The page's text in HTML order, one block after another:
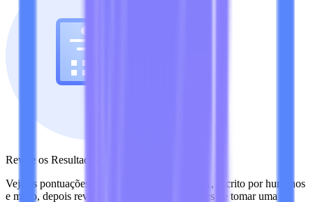
Revise os Resultados
Veja as pontuações de conteúdo gerado por IA, escrito por humanos
e misto, depois revise as frases destacadas antes de tomar uma